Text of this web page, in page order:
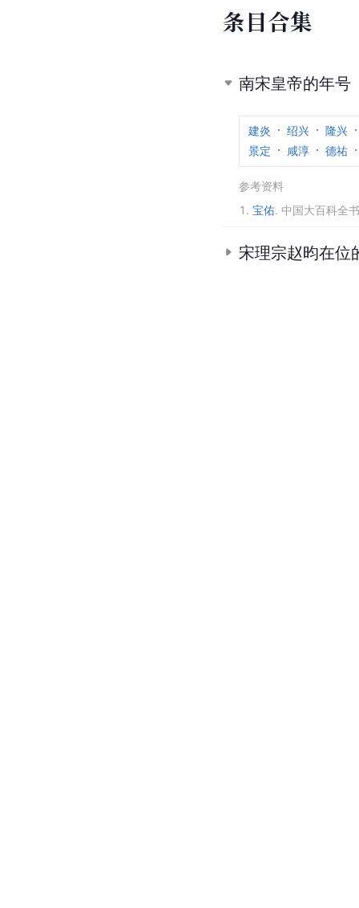
条目合集
南宋皇帝的年号
建炎 绍兴
隆兴
景定
咸淳 德祐
参考资料
1. 宝佑. 中国大百科全
宋理宗赵昀在位